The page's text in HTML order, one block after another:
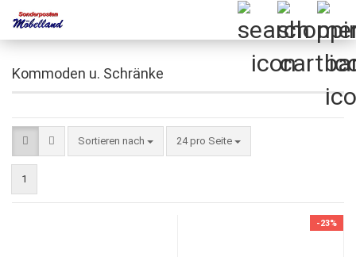
Kommoden u. Schränke
Sortieren nach
Sortieren nach 24 pro Seite
pro Seite
1
-23%